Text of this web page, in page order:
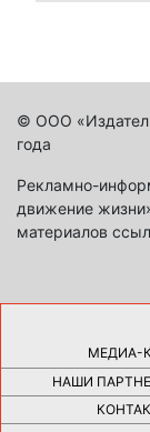
© ООО
года
Рекламно-
движение
материалов
МЕДИА-
НАШИ
КАК ДЕВУШКЕ
НА АВТОМОБИЛЕ |
НОВЫЕ
ОЗДОРОВЛЕНИЯ
ПЛАТФОРМА
КАПСУЛА